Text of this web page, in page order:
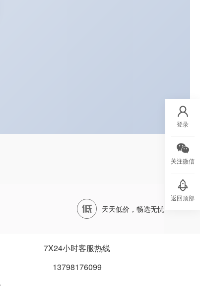
天天低价，畅选无忧
7X24小时客服热线
13798176099
登录
关注微信
返回顶部